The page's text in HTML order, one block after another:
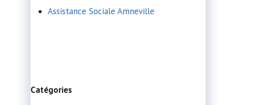
Assistance Sociale Amneville
Catégories